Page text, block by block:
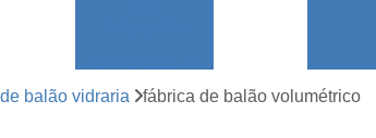
balão vidraria fábrica de balão volumétrico